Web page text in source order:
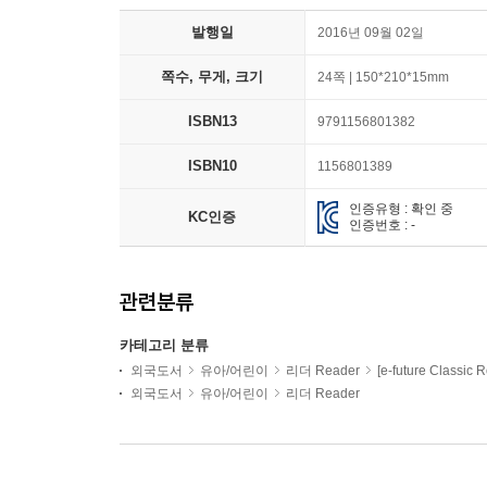
발행일 2016년 09월 02일
쪽수, 무게, 크기 24쪽 | 150*210*15mm
ISBN13 9791156801382
ISBN10 1156801389
KC인증
인증유형 : 확인 중
인증번호 : -
관련분류
카테고리 분류
외국도서 유아/어린이 리더 Reader
[e-future Classic
외국도서
유아/어린이 리더 Reader